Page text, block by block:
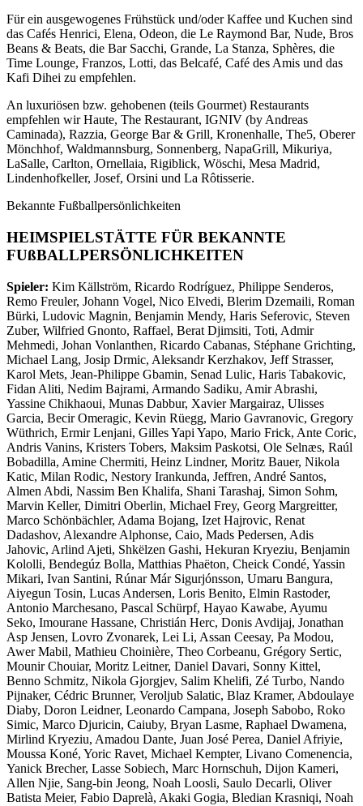
Für ein ausgewogenes Frühstück und/oder Kaffee und Kuchen sind
das Cafés Henrici, Elena, Odeon, die Le Raymond Bar, Nude, Bros
Beans & Beats, die Bar Sacchi, Grande, La Stanza, Sphères, die
Time Lounge, Franzos, Lotti, das Belcafé, Café des Amis und das
Kafi Dihei zu empfehlen.
An luxuriösen bzw. gehobenen (teils Gourmet) Restaurants
empfehlen wir Haute, The Restaurant, IGNIV (by Andreas
Caminada), Razzia, George Bar & Grill, Kronenhalle, The5, Oberer
Mönchhof, Waldmannsburg, Sonnenberg, NapaGrill, Mikuriya,
LaSalle, Carlton, Ornellaia, Rigiblick, Wöschi, Mesa Madrid,
Lindenhofkeller, Josef, Orsini und La Rôtisserie.
Bekannte Fußballpersönlichkeiten
HEIMSPIELSTÄTTE FÜR BEKANNTE
FUßBALLPERSÖNLICHKEITEN
Spieler: Kim Källström, Ricardo Rodríguez, Philippe Senderos,
Remo Freuler, Johann Vogel, Nico Elvedi, Blerim Dzemaili, Roman
Bürki, Ludovic Magnin, Benjamin Mendy, Haris Seferovic, Steven
Zuber, Wilfried Gnonto, Raffael, Berat Djimsiti, Toti, Admir
Mehmedi, Johan Vonlanthen, Ricardo Cabanas, Stéphane Grichting,
Michael Lang, Josip Drmic, Aleksandr Kerzhakov, Jeff Strasser,
Karol Mets, Jean-Philippe Gbamin, Senad Lulic, Haris Tabakovic,
Fidan Aliti, Nedim Bajrami, Armando Sadiku, Amir Abrashi,
Yassine Chikhaoui, Munas Dabbur, Xavier Margairaz, Ulisses
Garcia, Becir Omeragic, Kevin Rüegg, Mario Gavranovic, Gregory
Wüthrich, Ermir Lenjani, Gilles Yapi Yapo, Mario Frick, Ante Coric,
Andris Vanins, Kristers Tobers, Maksim Paskotsi, Ole Selnæs, Raúl
Bobadilla, Amine Chermiti, Heinz Lindner, Moritz Bauer, Nikola
Katic, Milan Rodic, Nestory Irankunda, Jeffren, André Santos,
Almen Abdi, Nassim Ben Khalifa, Shani Tarashaj, Simon Sohm,
Marvin Keller, Dimitri Oberlin, Michael Frey, Georg Margreitter,
Marco Schönbächler, Adama Bojang, Izet Hajrovic, Renat
Dadashov, Alexandre Alphonse, Caio, Mads Pedersen, Adis
Jahovic, Arlind Ajeti, Shkëlzen Gashi, Hekuran Kryeziu, Benjamin
Kololli, Bendegúz Bolla, Matthias Phaëton, Cheick Condé, Yassin
Mikari, Ivan Santini, Rúnar Már Sigurjónsson, Umaru Bangura,
Aiyegun Tosin, Lucas Andersen, Loris Benito, Elmin Rastoder,
Antonio Marchesano, Pascal Schürpf, Hayao Kawabe, Ayumu
Seko, Imourane Hassane, Christián Herc, Donis Avdijaj, Jonathan
Asp Jensen, Lovro Zvonarek, Lei Li, Assan Ceesay, Pa Modou,
Awer Mabil, Mathieu Choinière, Theo Corbeanu, Grégory Sertic,
Mounir Chouiar, Moritz Leitner, Daniel Davari, Sonny Kittel,
Benno Schmitz, Nikola Gjorgjev, Salim Khelifi, Zé Turbo, Nando
Pijnaker, Cédric Brunner, Veroljub Salatic, Blaz Kramer, Abdoulaye
Diaby, Doron Leidner, Leonardo Campana, Joseph Sabobo, Roko
Simic, Marco Djuricin, Caiuby, Bryan Lasme, Raphael Dwamena,
Mirlind Kryeziu, Amadou Dante, Juan José Perea, Daniel Afriyie,
Moussa Koné, Yoric Ravet, Michael Kempter, Livano Comenencia,
Yanick Brecher, Lasse Sobiech, Marc Hornschuh, Dijon Kameri,
Allen Njie, Sang-bin Jeong, Noah Loosli, Saulo Decarli, Oliver
Batista Meier, Fabio Daprelà, Akaki Gogia, Bledian Krasniqi, Noah